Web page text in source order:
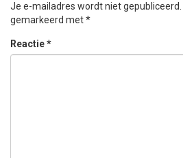
Je e-mailadres wordt niet gepubliceerd.
gemarkeerd met*
Reactie*